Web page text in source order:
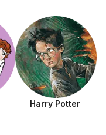
Harry Potter